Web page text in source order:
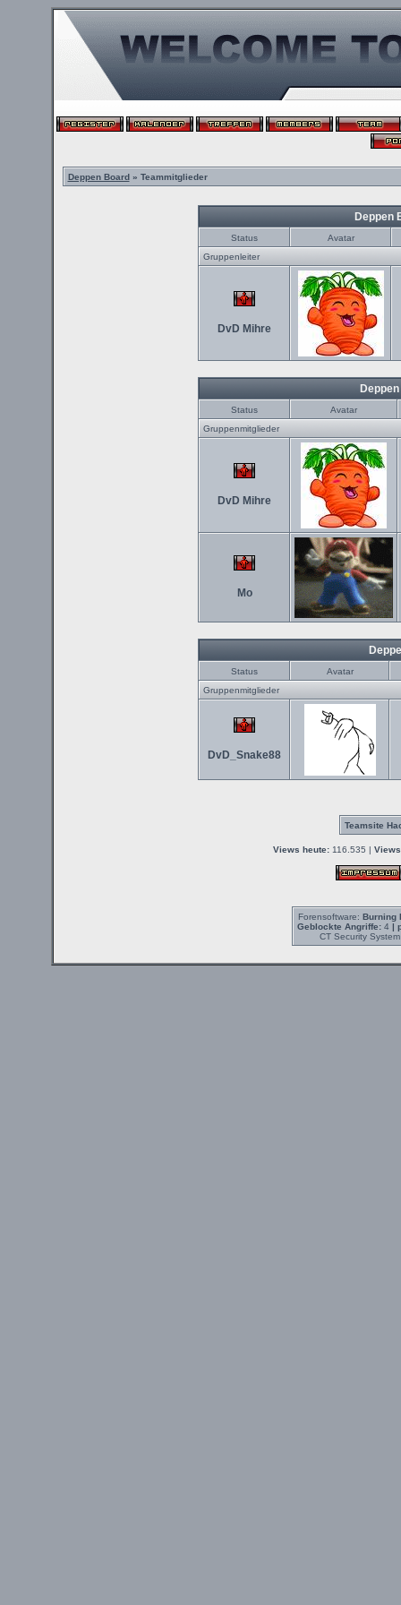
Deppen Board» Teammitglieder
Deppen
Status
Avatar
Gruppenleiter
DvD Mihre
Status
Avatar
Gruppenmitglieder
DvD Mihre
Mo
Status
Avatar
Gruppenmitglieder
DvD_Snake88
Teamsite
Views heute:116.535 |
Forensoftware: Burning
Geblockte Angriffe:4 |
CT Security